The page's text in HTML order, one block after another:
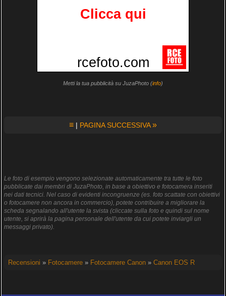
Metti la tua pubblicità su JuzaPhoto (info)
≡ | PAGINA SUCCESSIVA»
Le foto di esempio vengono selezionate automaticamente tra tutte le foto
pubblicate dai membri di JuzaPhoto, in base a obiettivo e fotocamera inseriti
nei dati tecnici. Nel caso di evidenti incongruenze (es. foto scattate con obiettivi
o fotocamere non ancora in commercio), potete contribuire a migliorare la
scheda segnalando all'utente la svista (cliccate sulla foto e quindi sul nome
utente, si aprirà la pagina personale dell'utente da cui potete inviargli un
messaggi privato).
Recensioni » Fotocamere» Fotocamere Canon» Canon EOS R